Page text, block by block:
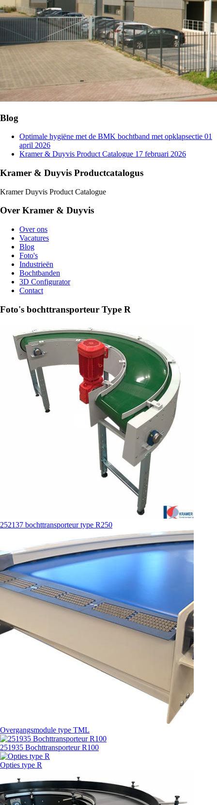
Blog
Optimale hygiëne met de BMK bochtband met opklapsectie 01
april 2026
Kramer & Duyvis Product Catalogue 17 februari 2026
Kramer & Duyvis Productcatalogus
Kramer Duyvis Product Catalogue
Over Kramer & Duyvis
Over ons
Vacatures
Blog
Foto's
Industrieën
Bochtbanden
3D Configurator
Contact
Foto's bochttransporteur Type R
252137 bochttransporteur type R250
Overgangsmodule type TML
251935 Bochttransporteur R100
Opties type R